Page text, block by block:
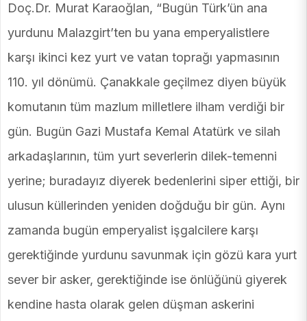
Doç.Dr. Murat Karaoğlan, “Bugün Türk’ün ana
yurdunu Malazgirt’ten bu yana emperyalistlere
karşı ikinci kez yurt ve vatan toprağı yapmasının
110. yıl dönümü. Çanakkale geçilmez diyen büyük
komutanın tüm mazlum milletlere ilham verdiği bir
gün. Bugün Gazi Mustafa Kemal Atatürk ve silah
arkadaşlarının, tüm yurt severlerin dilek-temenni
yerine; buradayız diyerek bedenlerini siper ettiği, bir
ulusun küllerinden yeniden doğduğu bir gün. Aynı
zamanda bugün emperyalist işgalcilere karşı
gerektiğinde yurdunu savunmak için gözü kara yurt
sever bir asker, gerektiğinde ise önlüğünü giyerek
kendine hasta olarak gelen düşman askerini